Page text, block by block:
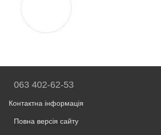
063 402-62-53
Контактна інформація
Повна версія сайту